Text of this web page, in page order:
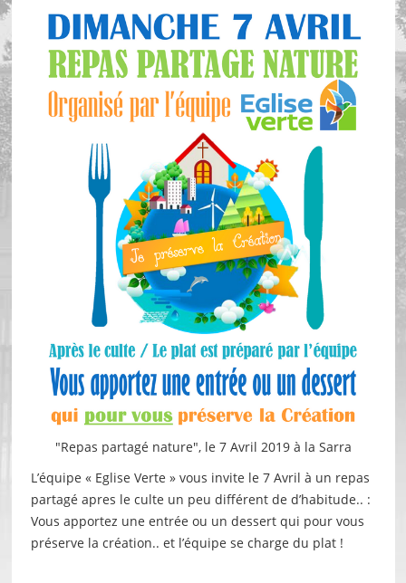
"Repas partagé nature", le 7 Avril 2019 à la Sarra
L’équipe « Eglise Verte » vous invite le 7 Avril à un repas
partagé apres le culte un peu différent de d’habitude.. :
Vous apportez une entrée ou un dessert qui pour vous
préserve la création.. et l’équipe se charge du plat !